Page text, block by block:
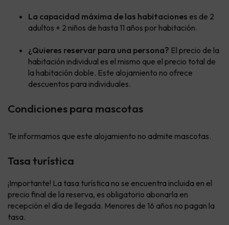
La capacidad máxima de las habitaciones es de 2
adultos + 2 niños de hasta 11 años por habitación.
¿Quieres reservar para una persona? El precio de la
habitación individual es el mismo que el precio total de
la habitación doble. Este alojamiento no ofrece
descuentos para individuales.
Condiciones para mascotas
Te informamos que este alojamiento no admite mascotas.
Tasa turística
¡Importante! La tasa turística no se encuentra incluida en el
precio final de la reserva, es obligatorio abonarla en
recepción el día de llegada. Menores de 16 años no pagan la
tasa.